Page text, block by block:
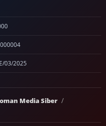
03/2025
Media Siber